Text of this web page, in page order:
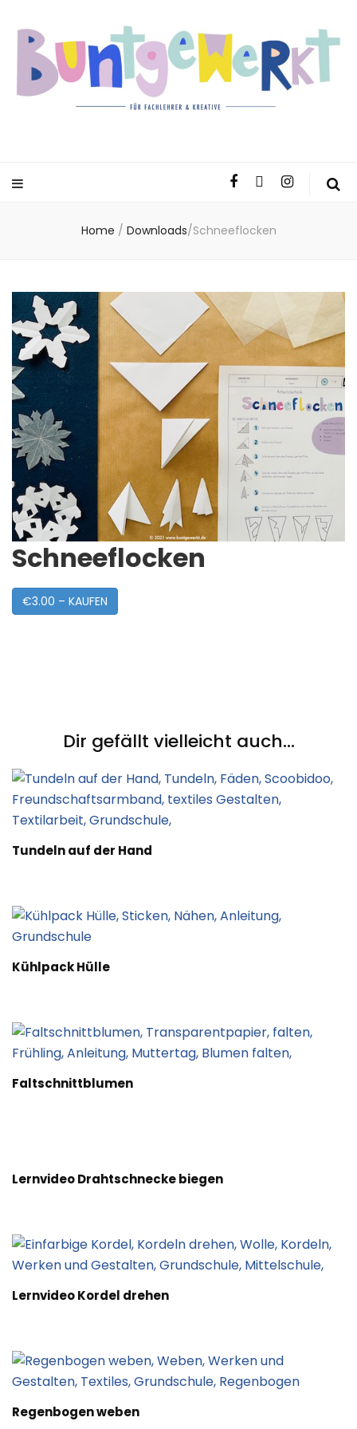
Home / Downloads/Schneeflocken
Schneeflocken
€3.00 – KAUFEN
Dir gefällt vielleicht auch...
Tundeln auf der Hand
Kühlpack Hülle
Faltschnittblumen
Lernvideo Drahtschnecke biegen
Lernvideo Kordel drehen
Regenbogen weben